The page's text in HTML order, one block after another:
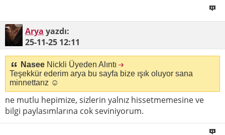
Arya yazdı:
25-11-25 12:11
Nasee Nickli Üyeden Alıntı
Teşekkür ederim arya bu sayfa bize ışık oluyor sana
minnettarız ☺
ne mutlu hepimize, sizlerin yalnız hissetmemesine ve
bilgi paylasımlarına cok seviniyorum.